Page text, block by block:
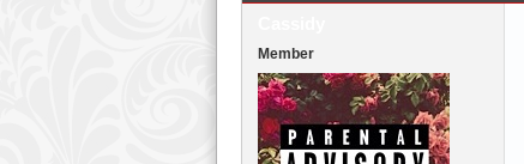
Member